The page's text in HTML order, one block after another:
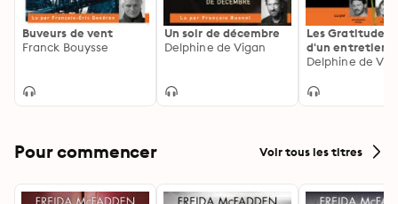
Buveurs de vent
Franck Bouysse
Un soir de décembre
Delphine de Vigan
Les Gratitudes:
d'un entretien
l'auteure
Delphine de
Pour commencer Voir tous les titres